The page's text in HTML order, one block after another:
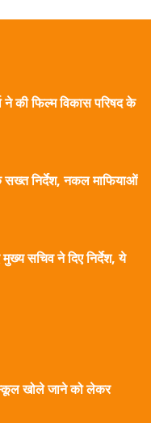
ने की फिल्म विकास परिषद के
सख्त निर्देश, नकल माफियाओं
सचिव ने दिए निर्देश, ये
खोले जाने को लेकर